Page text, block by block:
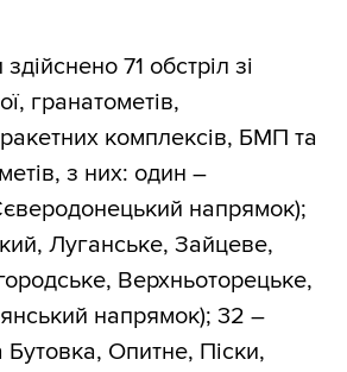
71 обстріл зі
гранатометів,
комплексів, БМП та
з них: один –
напрямок);
Луганське, Зайцеве,
Верхньоторецьке,
напрямок); 32 –
Бутовка, Опитне, Піски,